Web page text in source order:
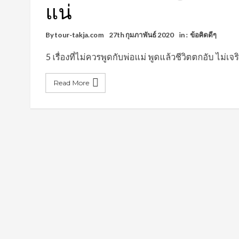
แน่
Bytour-takja.com 27th กุมภาพันธ์ 2020 in : ข้อคิดดีๆ
5 เรื่องที่ไม่ควรพูดกับพ่อแม่ พูดแล้วชีวิตตกอับ ไม่เ
Read More